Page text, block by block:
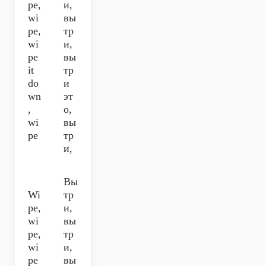
pe,
wi
pe,
wi
pe
it
do
wn
,
wi
pe
и,
вы
тр
и,
вы
тр
и
эт
о,
вы
тр
и,
Wi
pe,
wi
pe,
wi
pe
Вы
тр
и,
вы
тр
и,
вы